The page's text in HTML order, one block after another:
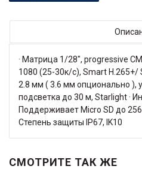
· Матрица 1/28", progressive
1080 (25-30к/с), Smart H.265+/
2.8 мм ( 3.6 мм опционально ),
подсветка до 30 м, Starlight ·
Поддерживает Micro SD до 256
Степень защиты IP67, IK10
СМОТРИТЕ ТАК ЖЕ